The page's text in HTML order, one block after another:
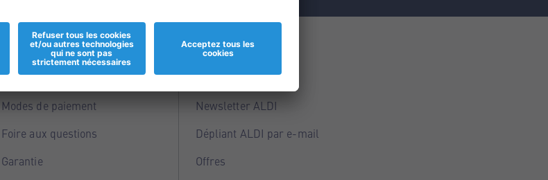
Informations
Magasins
Modes de paiement
Foire aux questions
Garantie
Service
Points ALDI
Newsletter ALDI
Dépliant ALDI par e-mail
Offres